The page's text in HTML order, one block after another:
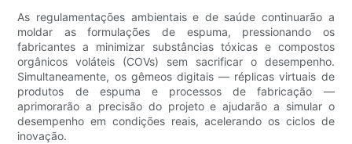
As regulamentações ambientais e de saúde continuarão a
moldar as formulações de espuma, pressionando os
fabricantes a minimizar substâncias tóxicas e compostos
orgânicos voláteis (COVs) sem sacrificar o desempenho.
Simultaneamente, os gêmeos digitais — réplicas virtuais de
produtos de espuma e processos de fabricação —
aprimorarão a precisão do projeto e ajudarão a simular o
desempenho em condições reais, acelerando os ciclos de
inovação.